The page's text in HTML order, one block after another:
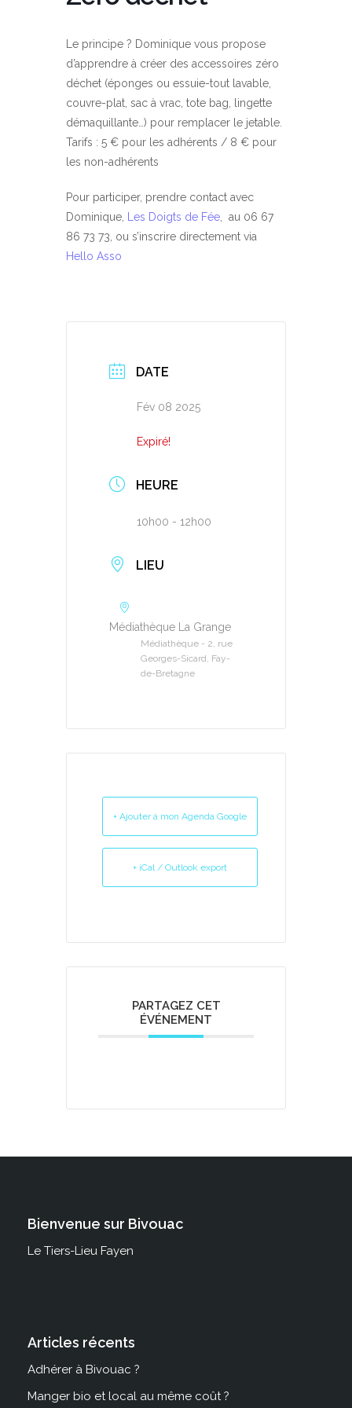
Le principe ? Dominique vous propose
d’apprendre à créer des accessoires zéro
déchet (éponges ou essuie-tout lavable,
couvre-plat, sac à vrac, tote bag, lingette
démaquillante…) pour remplacer le jetable.
Tarifs : 5 € pour les adhérents / 8 € pour
les non-adhérents
Pour participer, prendre contact avec
Dominique,
Les Doigts de Fée , au 06 67
86 73 73, ou s’inscrire directement via
Hello Asso
DATE
Fév 08 2025
Expiré!
HEURE
10h00 - 12h00
LIEU
Médiathèque La Grange
Médiathèque - 2, rue
Georges-Sicard, Fay-
de-Bretagne
+ Ajouter à mon Agenda Google
+ iCal / Outlook export
PARTAGEZ CET
ÉVÉNEMENT
Bienvenue sur Bivouac
Le Tiers-Lieu Fayen
Articles récents
Adhérer à Bivouac ?
Manger bio et local au même coût ?